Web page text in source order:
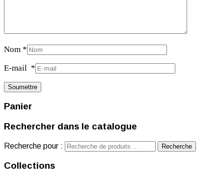
Nom *
E-mail *
Panier
Rechercher dans le catalogue
Recherche pour : Recherche
Collections